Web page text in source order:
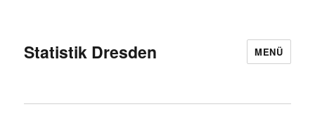
Statistik Dresden MENÜ